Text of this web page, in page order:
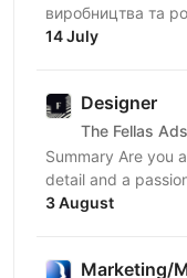
виробництва та
FPV-дронів і
14 July
Designer
The Fellas Ads
Summary Are you
detail and a
searching for a
3 August
Marketing/